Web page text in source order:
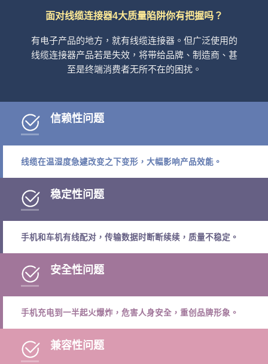
面对线缆连接器4大质量陷阱你有把握吗？
有电子产品的地方，就有线缆连接器。但广泛使用的
线缆连接器产品若是失效，将带给品牌、制造商、甚
至是终端消费者无所不在的困扰。
信赖性问题
线缆在温湿度急遽改变之下变形，大幅影响产品效能。
稳定性问题
手机和车机有线配对，传输数据时断断续续，质量不稳定。
安全性问题
手机充电到一半起火爆炸，危害人身安全，重创品牌形象。
兼容性问题